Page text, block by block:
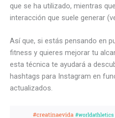
que se ha utilizado, mientras
interacción que suele generar
Así que, si estás pensando en
fitness y quieres mejorar tu
esta técnica te ayudará a
hashtags para Instagram en
actualizados.